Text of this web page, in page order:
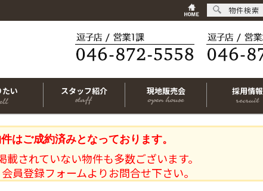
たい スタッフ紹介 現地販売会 採用情報
はご成約済みとなっております。
載されていない物件も多数ございます。
員登録フォームよりお問合せ下さい。
物件検索